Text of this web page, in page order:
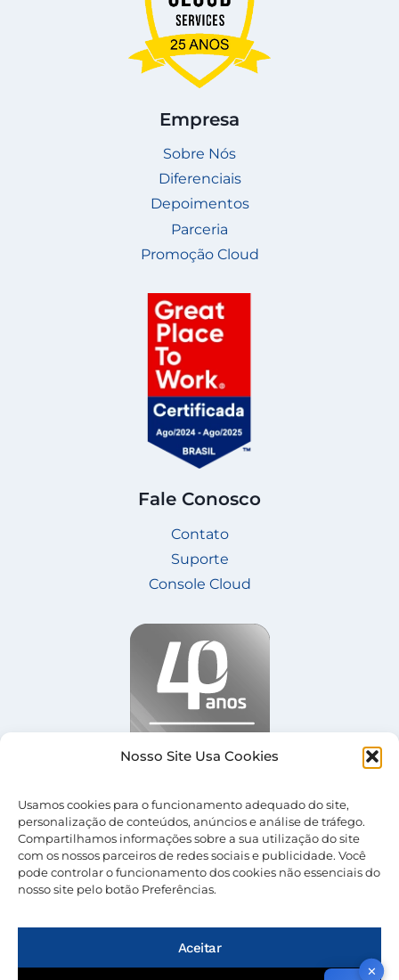
Nosso Site Usa Cookies
Usamos cookies para o funcionamento adequado do site,
personalização de conteúdos, anúncios e análise de tráfego.
Compartilhamos informações sobre a sua utilização do site
com os nossos parceiros de redes sociais e publicidade. Você
pode controlar o funcionamento dos cookies não essenciais do
nosso site pelo botão Preferências.
Aceitar
Empresa
Sobre Nós
Diferenciais
Depoimentos
Parceria
Promoção Cloud
Fale Conosco
Contato
Suporte
Console Cloud
© 2026 Nevolus |Termos de Uso
✕